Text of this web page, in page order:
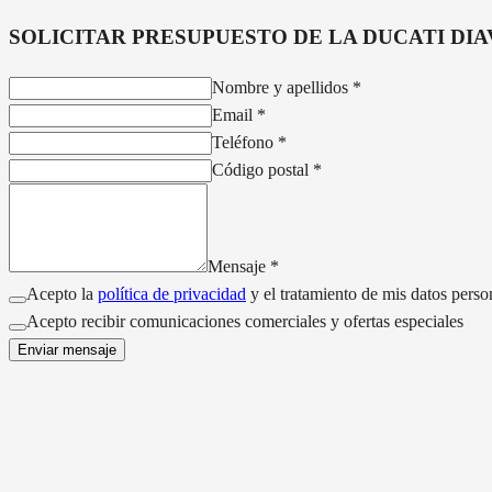
SOLICITAR PRESUPUESTO DE LA DUCATI
Nombre y apellidos *
Email *
Teléfono *
Código postal *
Mensaje *
Acepto la política de privacidad y el tratamiento de mis datos
Acepto recibir comunicaciones comerciales y ofertas especiales
Enviar mensaje